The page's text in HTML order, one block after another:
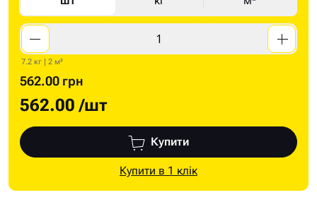
7.2 кг | 2 м²
562.00 грн
562.00 /шт
Купити
Купити в 1 клік